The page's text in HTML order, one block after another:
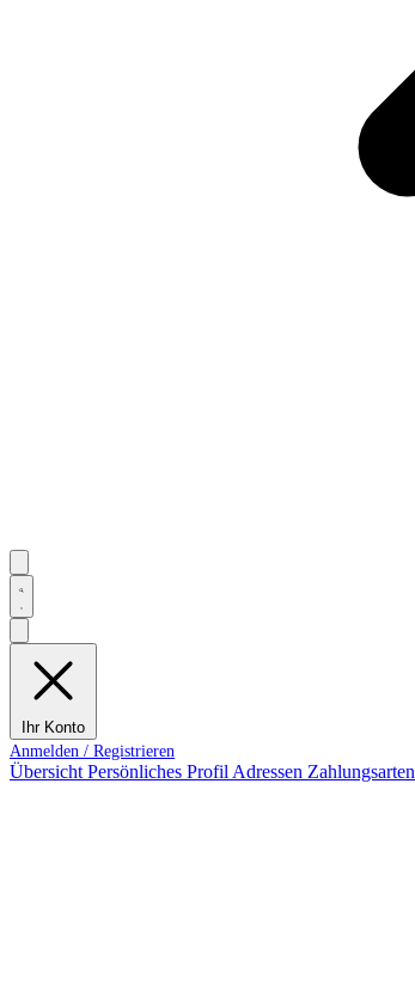
Ihr Konto
Übersicht Persönliches Profil Adressen Zahlungsarten